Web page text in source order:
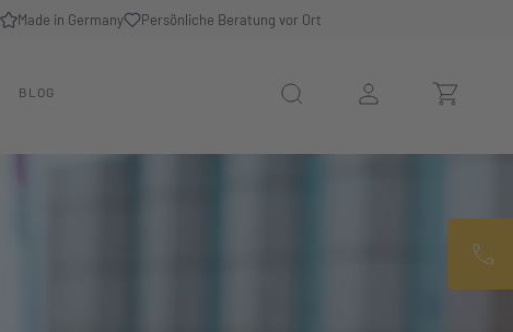
Made in Germany Persönliche Beratung vor Ort
BLOG